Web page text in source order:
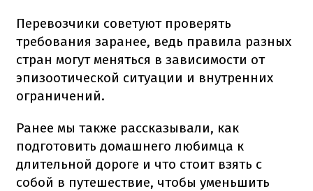
Перевозчики советуют проверять
требования заранее, ведь правила разных
стран могут меняться в зависимости от
эпизоотической ситуации и внутренних
ограничений.
Ранее мы также рассказывали, как
подготовить домашнего любимца к
длительной дороге и что стоит взять с
собой в путешествие, чтобы уменьшить